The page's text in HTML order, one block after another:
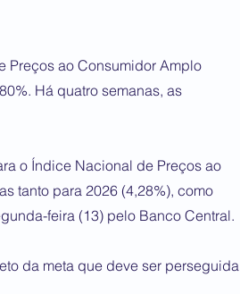
Preços ao Consumidor Amplo
Há quatro semanas, as
o Índice Nacional de Preços ao
tanto para 2026 (4,28%), como
feira (13) pelo Banco Central.
da meta que deve ser perseguida